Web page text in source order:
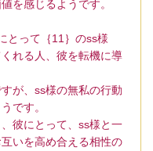
を感じるようです。
とって｛11｝のss様
れる人、彼を転機に導
が、ss様の無私の行動
です。
彼にとって、ss様と一
いを高め合える相性の